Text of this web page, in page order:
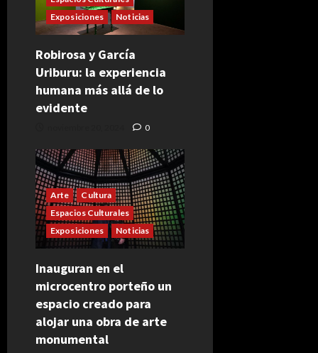
Exposiciones
Noticias
Robirosa y García
Uriburu: la experiencia
humana más allá de lo
evidente
0
Arte
Cultura
Espacios Culturales
Exposiciones
Noticias
Inauguran en el
microcentro porteño un
espacio creado para
alojar una obra de arte
monumental